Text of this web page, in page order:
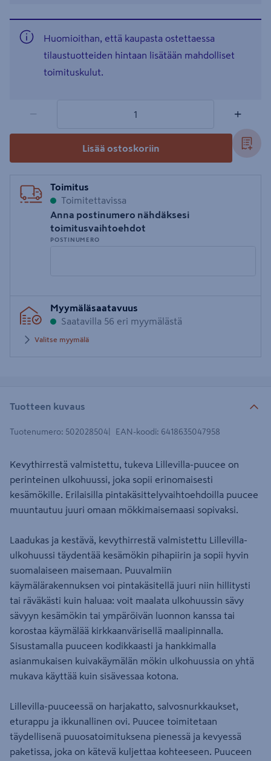
Huomioithan, että kaupasta ostettaessa
tilaustuotteiden hintaan lisätään mahdolliset
toimituskulut.
− +
Lisää ostoskoriin
Toimitus
Toimitettavissa
Anna postinumero nähdäksesi
toimitusvaihtoehdot
POSTINUMERO
postinumero
Myymäläsaatavuus
Saatavilla 56 eri myymälästä
Valitse myymälä
Tuotteen kuvaus
Tuotenumero: 502028504 EAN-koodi: 6418635047958
Kevythirrestä valmistettu, tukeva Lillevilla-puucee on
perinteinen ulkohuussi, joka sopii erinomaisesti
kesämökille. Erilaisilla pintakäsittelyvaihtoehdoilla puucee
muuntautuu juuri omaan mökkimaisemaasi sopivaksi.
Laadukas ja kestävä, kevythirrestä valmistettu Lillevilla-
ulkohuussi täydentää kesämökin pihapiirin ja sopii hyvin
suomalaiseen maisemaan. Puuvalmiin
käymälärakennuksen voi pintakäsitellä juuri niin hillitysti
tai räväkästi kuin haluaa: voit maalata ulkohuussin sävy
sävyyn kesämökin tai ympäröivän luonnon kanssa tai
korostaa käymälää kirkkaanvärisellä maalipinnalla.
Sisustamalla puuceen kodikkaasti ja hankkimalla
asianmukaisen kuivakäymälän mökin ulkohuussia on yhtä
mukava käyttää kuin sisävessaa kotona.
Lillevilla-puuceessä on harjakatto, salvosnurkkaukset,
eturappu ja ikkunallinen ovi. Puucee toimitetaan
täydellisenä puuosatoimituksena pienessä ja kevyessä
paketissa, joka on kätevä kuljettaa kohteeseen. Puuceen